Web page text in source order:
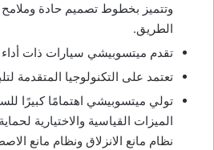
وتتميز بخطوط تصميم حادة وملامح
الطريق.
تقدم ميتسوبيشي سيارات ذات
تعتمد على التكنولوجيا المتقدمة
تولي ميتسوبيشي اهتمامًا كبيرًا
الميزات القياسية والاختيارية
نظام مانع الانزلاق ونظام مانع